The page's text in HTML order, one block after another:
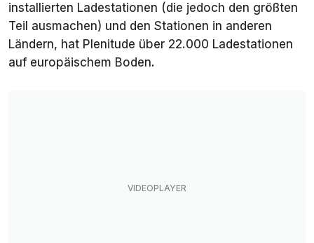
installierten Ladestationen (die jedoch den größten
Teil ausmachen) und den Stationen in anderen
Ländern, hat Plenitude über 22.000 Ladestationen
auf europäischem Boden.